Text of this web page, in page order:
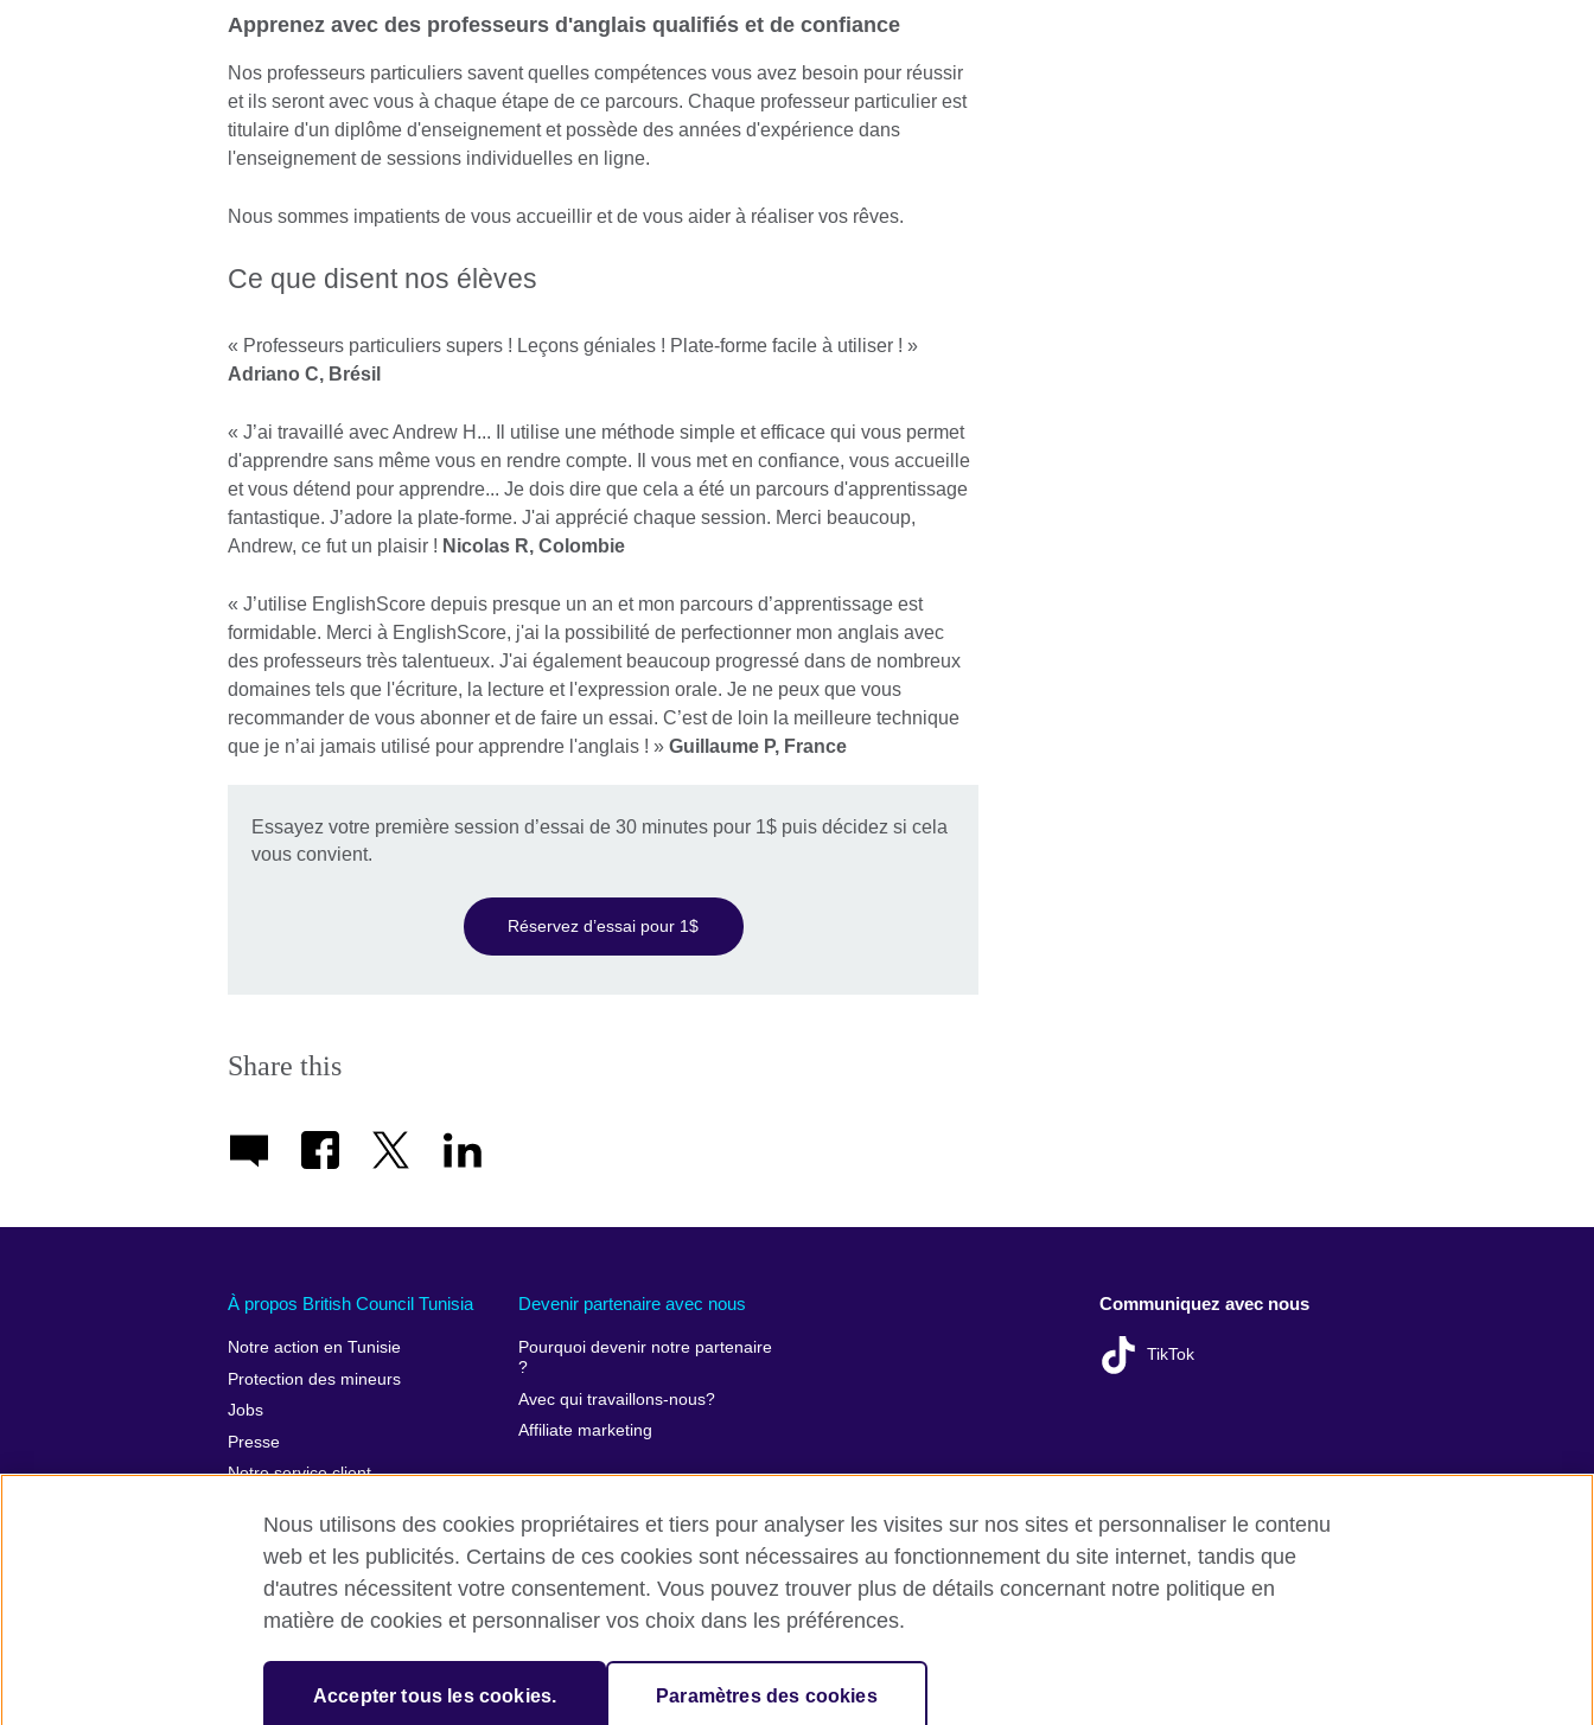
Apprenez avec des professeurs d'anglais qualifiés et de confiance
Nos professeurs particuliers savent quelles compétences vous avez besoin pour réussir
et ils seront avec vous à chaque étape de ce parcours. Chaque professeur particulier est
titulaire d'un diplôme d'enseignement et possède des années d'expérience dans
l'enseignement de sessions individuelles en ligne.
Nous sommes impatients de vous accueillir et de vous aider à réaliser vos rêves.
Ce que disent nos élèves
« Professeurs particuliers supers ! Leçons géniales ! Plate-forme facile à utiliser ! »
Adriano C, Brésil
« J’ai travaillé avec Andrew H... Il utilise une méthode simple et efficace qui vous permet
d'apprendre sans même vous en rendre compte. Il vous met en confiance, vous accueille
et vous détend pour apprendre... Je dois dire que cela a été un parcours d'apprentissage
fantastique. J’adore la plate-forme. J'ai apprécié chaque session. Merci beaucoup,
Andrew, ce fut un plaisir ! Nicolas R, Colombie
« J’utilise EnglishScore depuis presque un an et mon parcours d’apprentissage est
formidable. Merci à EnglishScore, j'ai la possibilité de perfectionner mon anglais avec
des professeurs très talentueux. J'ai également beaucoup progressé dans de nombreux
domaines tels que l'écriture, la lecture et l'expression orale. Je ne peux que vous
recommander de vous abonner et de faire un essai. C’est de loin la meilleure technique
que je n’ai jamais utilisé pour apprendre l'anglais ! » Guillaume P, France
Essayez votre première session d’essai de 30 minutes pour 1$ puis décidez si cela
vous convient.
Réservez d’essai pour 1$
Share this
À propos British Council Tunisia
Notre action en Tunisie
Protection des mineurs
Jobs
Presse
Notre service client
des données
Devenir partenaire avec nous
Pourquoi devenir notre partenaire
?
Avec qui travaillons-nous?
Affiliate marketing
Communiquez avec nous
TikTok
Conditions d’utilisation et protection des données
© 2026 British Council
Nous utilisons des cookies propriétaires et tiers pour analyser les visites sur nos sites et personnaliser le contenu
web et les publicités. Certains de ces cookies sont nécessaires au fonctionnement du site internet, tandis que
d'autres nécessitent votre consentement. Vous pouvez trouver plus de détails concernant notre politique en
matière de cookies et personnaliser vos choix dans les préférences.
Accepter tous les cookies. Paramètres des cookies